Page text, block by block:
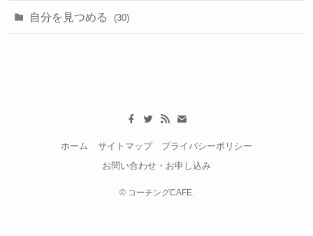
自分を見つめる (30)
ホーム サイトマップ
プライバシーポリシー
お問い合わせ・お申し込み
©コーチングCAFE.